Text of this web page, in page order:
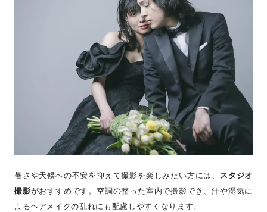
暑さや天候への不安を抑えて撮影を楽しみたい方には、 スタジオ
撮影がおすすめです。空調の整った室内で撮影でき、汗や湿気に
よるヘアメイクの乱れにも配慮しやすくなります。